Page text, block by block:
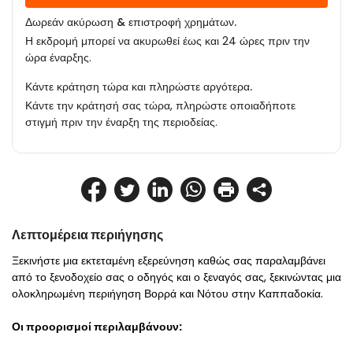
Λεπτομέρεια περιήγησης
Ξεκινήστε μια εκτεταμένη εξερεύνηση καθώς σας παραλαμβάνει
από το ξενοδοχείο σας ο οδηγός και ο ξεναγός σας, ξεκινώντας μια
ολοκληρωμένη περιήγηση Βορρά και Νότου στην Καππαδοκία.
Οι προορισμοί περιλαμβάνουν:
Δωρεάν ακύρωση & επιστροφή χρημάτων.
Η εκδρομή μπορεί να ακυρωθεί έως και 24 ώρες πριν την
ώρα έναρξης.
Κάντε κράτηση τώρα και πληρώστε αργότερα.
Κάντε την κράτησή σας τώρα, πληρώστε οποιαδήποτε
στιγμή πριν την έναρξη της περιοδείας.